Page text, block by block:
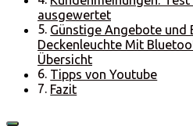
ausgewertet
Günstige Angebote und
Deckenleuchte Mit
Übersicht
Tipps von Youtube
Fazit